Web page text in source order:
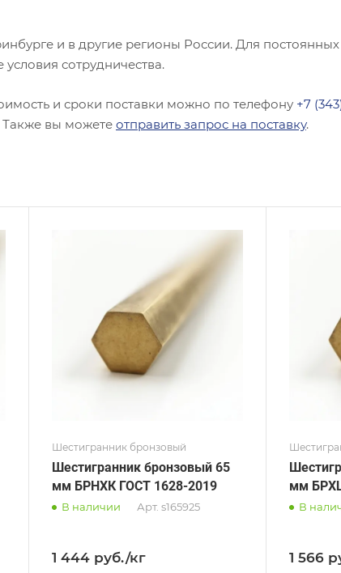
и в другие регионы России. Для
сотрудничества.
и сроки поставки можно по телефону +7
Также вы можете отправить запрос на поставку.
Шестигранник бронзовый
Шестигранник бронзовый 65
мм БРНХК ГОСТ 1628-2019
В наличии Арт. s165925
1 444 руб./кг
ГОСТ, ТУ
ГОСТ 1628-2019
Диаметр, мм
мм
В
1 566